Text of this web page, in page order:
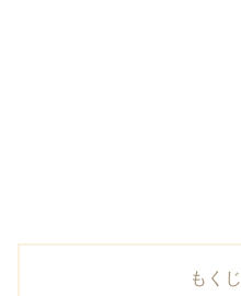
もくじ